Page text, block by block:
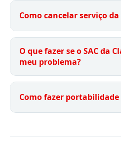
Como cancelar serviço
O que fazer se o SAC da
meu problema?
Como fazer portabilidade